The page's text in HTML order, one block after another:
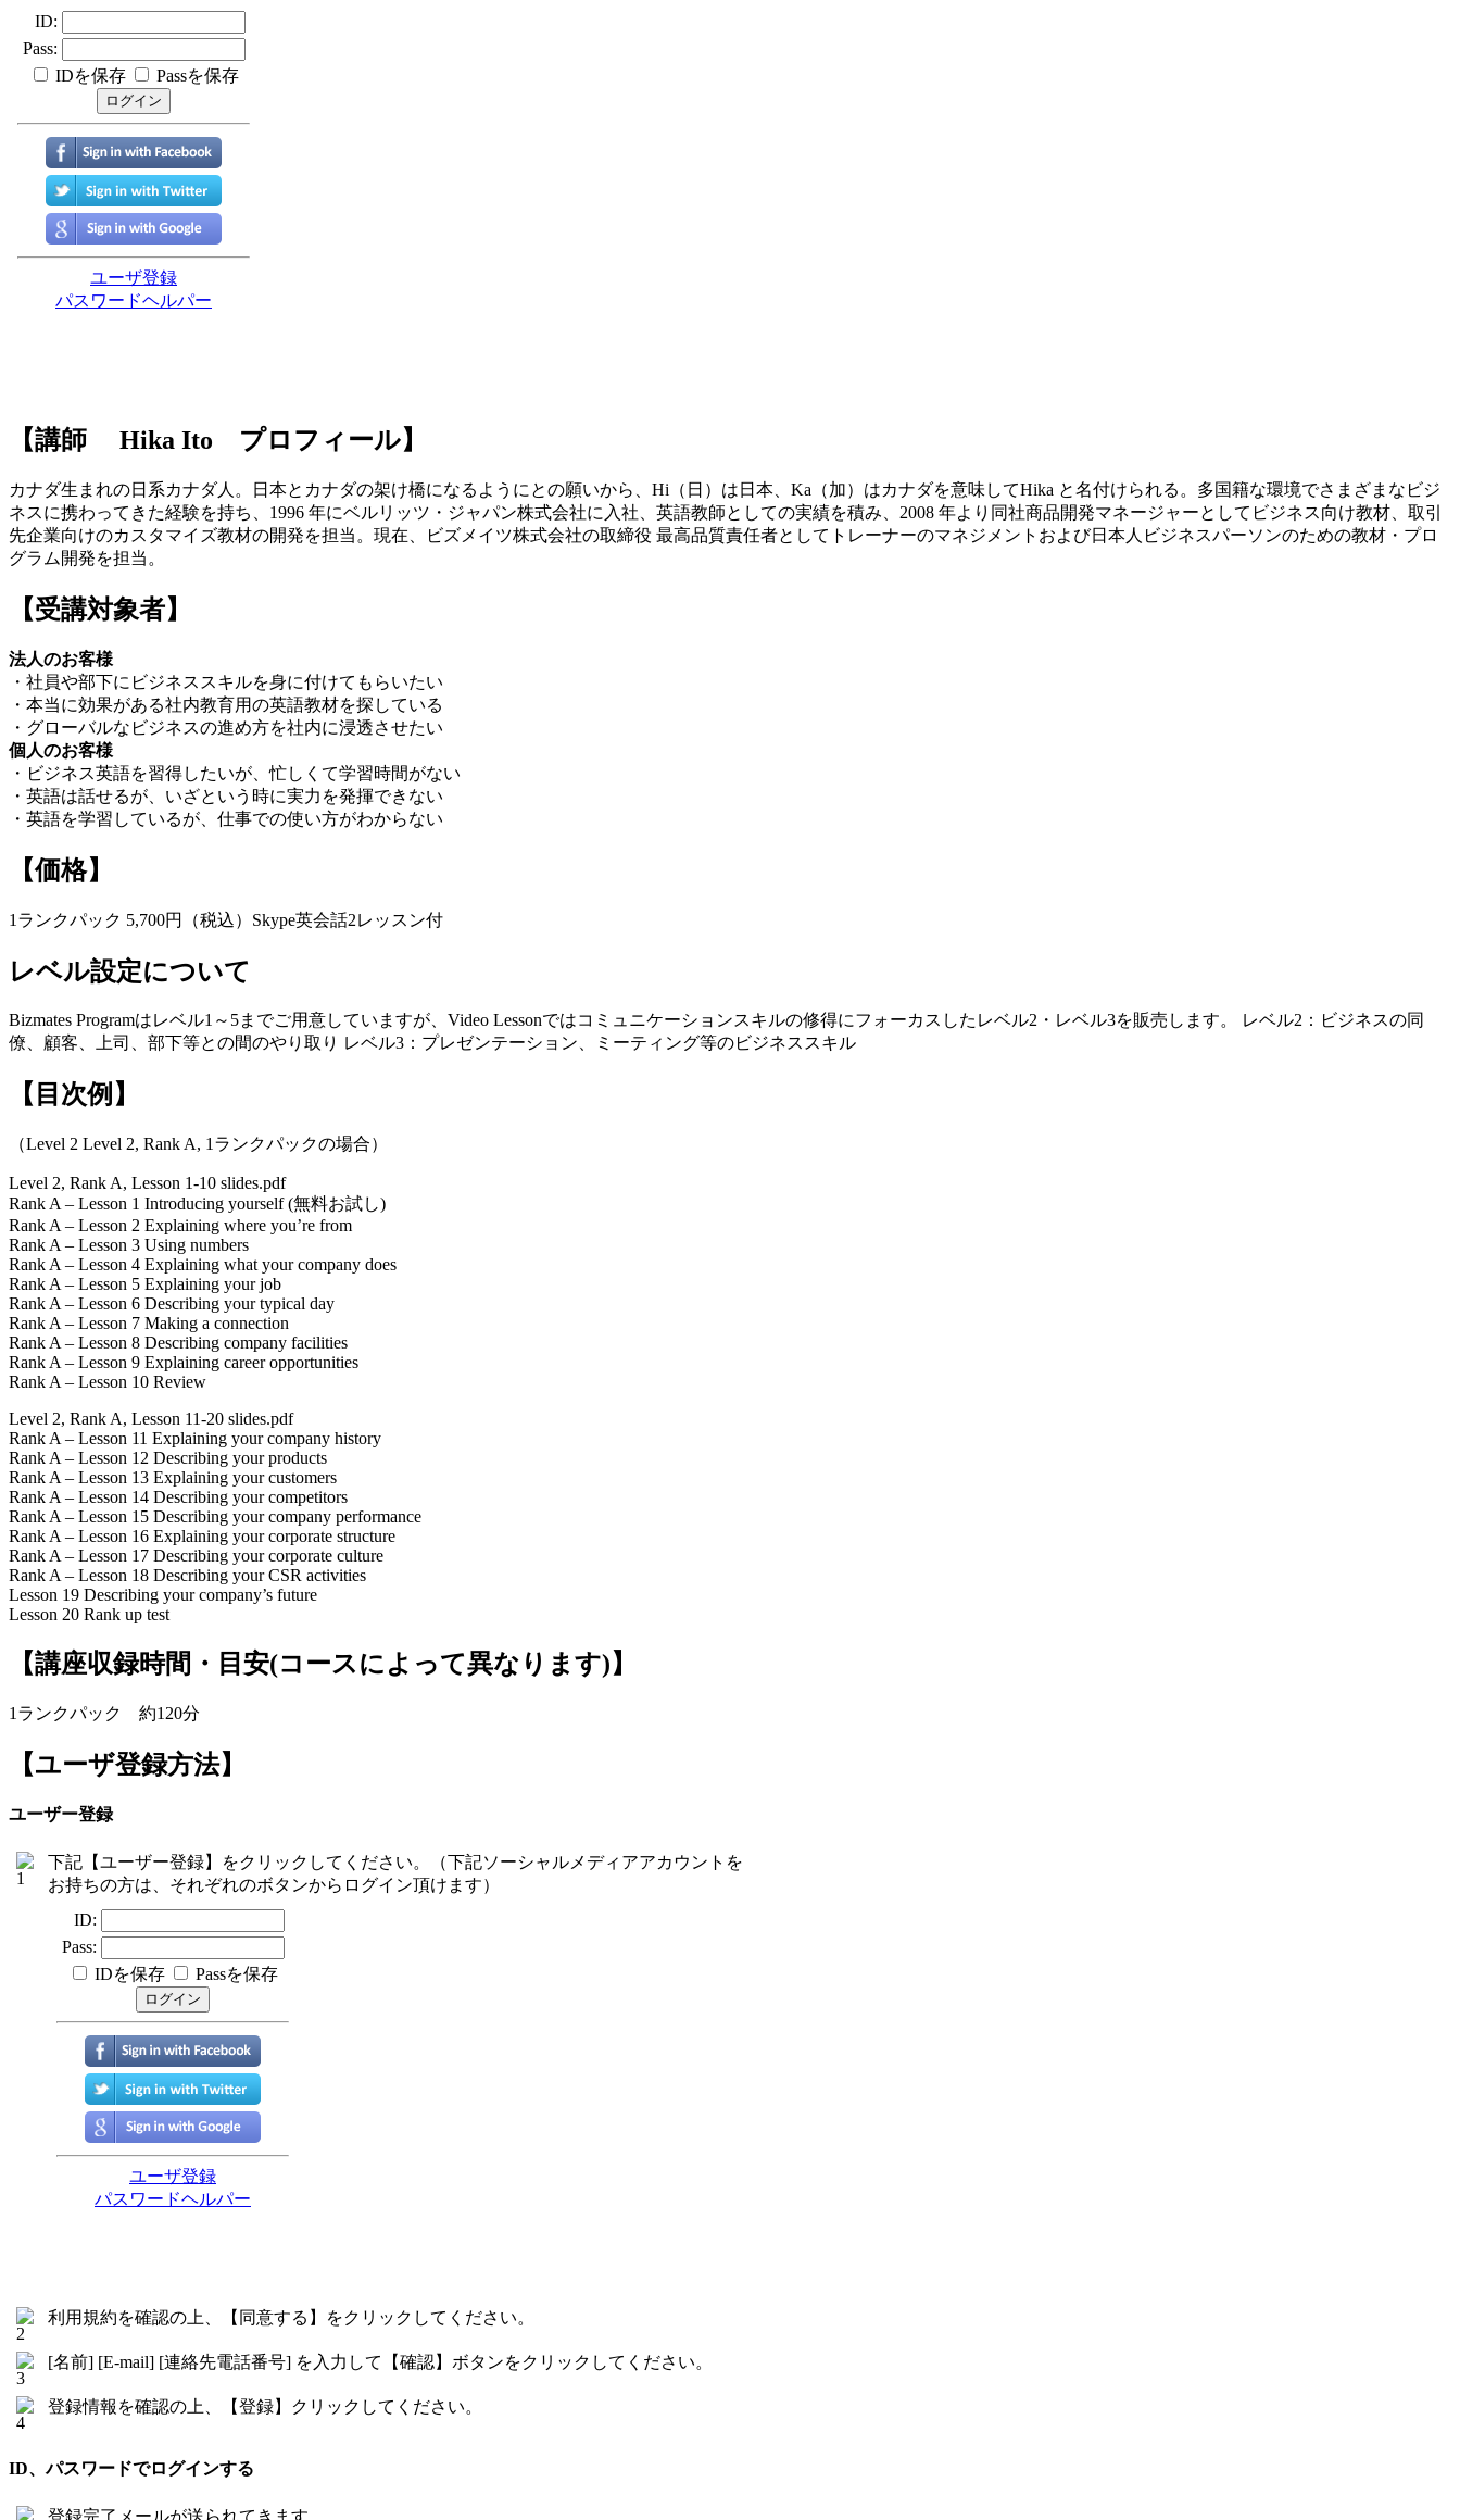
【講師 Hika Ito プロフィール】
カナダ生まれの日系カナダ人。日本とカナダの架け橋になるようにとの願いから、Hi（日）は日本、Ka（加）はカナダを意味してHika と名付けられる。多国籍な環境でさまざまなビジ
ネスに携わってきた経験を持ち、1996 年にベルリッツ・ジャパン株式会社に入社、英語教師としての実績を積み、2008 年より同社商品開発マネージャーとしてビジネス向け教材、取引
先企業向けのカスタマイズ教材の開発を担当。現在、ビズメイツ株式会社の取締役 最高品質責任者としてトレーナーのマネジメントおよび日本人ビジネスパーソンのための教材・プロ
グラム開発を担当。
【受講対象者】
法人のお客様
・社員や部下にビジネススキルを身に付けてもらいたい
・本当に効果がある社内教育用の英語教材を探している
・グローバルなビジネスの進め方を社内に浸透させたい
個人のお客様
・ビジネス英語を習得したいが、忙しくて学習時間がない
・英語は話せるが、いざという時に実力を発揮できない
・英語を学習しているが、仕事での使い方がわからない
【価格】
1ランクパック 5,700円（税込）Skype英会話2レッスン付
レベル設定について
Bizmates Programはレベル1～5までご用意していますが、Video Lessonではコミュニケーションスキルの修得にフォーカスしたレベル2・レベル3を販売します。 レベル2：ビジネスの同
僚、顧客、上司、部下等との間のやり取り レベル3：プレゼンテーション、ミーティング等のビジネススキル
【目次例】
（Level 2 Level 2, Rank A, 1ランクパックの場合）
Level 2, Rank A, Lesson 1-10 slides.pdf
Rank A – Lesson 1 Introducing yourself (無料お試し)
Rank A – Lesson 2 Explaining where you’re from
Rank A – Lesson 3 Using numbers
Rank A – Lesson 4 Explaining what your company does
Rank A – Lesson 5 Explaining your job
Rank A – Lesson 6 Describing your typical day
Rank A – Lesson 7 Making a connection
Rank A – Lesson 8 Describing company facilities
Rank A – Lesson 9 Explaining career opportunities
Rank A – Lesson 10 Review
Level 2, Rank A, Lesson 11-20 slides.pdf
Rank A – Lesson 11 Explaining your company history
Rank A – Lesson 12 Describing your products
Rank A – Lesson 13 Explaining your customers
Rank A – Lesson 14 Describing your competitors
Rank A – Lesson 15 Describing your company performance
Rank A – Lesson 16 Explaining your corporate structure
Rank A – Lesson 17 Describing your corporate culture
Rank A – Lesson 18 Describing your CSR activities
Lesson 19 Describing your company’s future
Lesson 20 Rank up test
【講座収録時間・目安(コースによって異なります)】
1ランクパック 約120分
【ユーザ登録方法】
ユーザー登録
下記【ユーザー登録】をクリックしてください。（下記ソーシャルメディアアカウントを
お持ちの方は、それぞれのボタンからログイン頂けます）
利用規約を確認の上、【同意する】をクリックしてください。
[名前] [E-mail] [連絡先電話番号] を入力して【確認】ボタンをクリックしてください。
登録情報を確認の上、【登録】クリックしてください。
ID、パスワードでログインする
登録完了メールが送られてきます。